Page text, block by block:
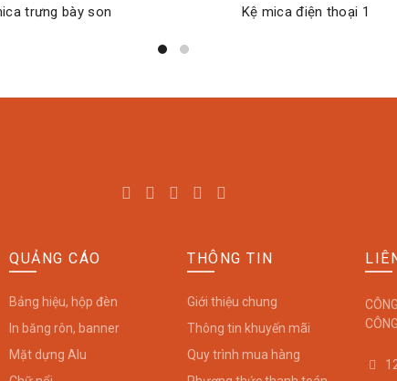
ĐỌC TIẾP
trưng bày son ĐỌC TIẾP
Kệ mica điện thoại 1
QUẢNG CÁO
Bảng hiệu, hộp đèn
In băng rôn, banner
Mặt dựng Alu
THÔNG TIN
Giới thiệu chung
Thông tin khuyến mãi
Quy trình mua hàng
CÔNG